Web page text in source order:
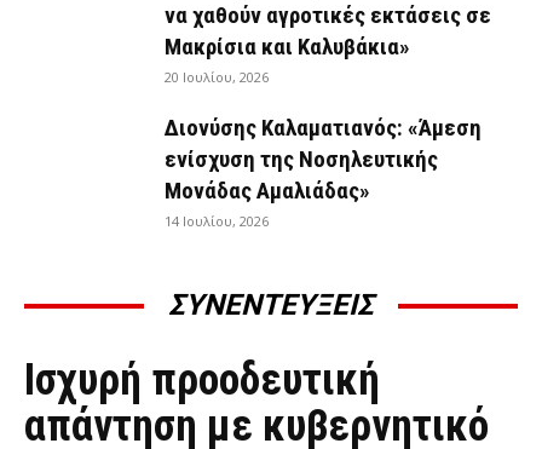
να χαθούν αγροτικές εκτάσεις σε
Μακρίσια και Καλυβάκια»
20 Ιουλίου, 2026
Διονύσης Καλαματιανός: «Άμεση
ενίσχυση της Νοσηλευτικής
Μονάδας Αμαλιάδας»
14 Ιουλίου, 2026
ΣΥΝΕΝΤΕΥΞΕΙΣ
ΣΥΝΕΝΤΕΎΞΕΙΣ
Ισχυρή προοδευτική
απάντηση με κυβερνητικό